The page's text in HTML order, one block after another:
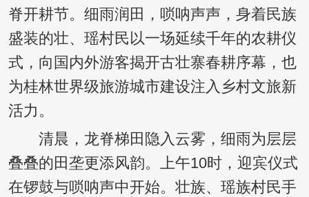
脊开耕节。细雨润田，唢呐声声，身着民族
盛装的壮、瑶村民以一场延续千年的农耕仪
式，向国内外游客揭开古壮寨春耕序幕，也
为桂林世界级旅游城市建设注入乡村文旅新
活力。
清晨，龙脊梯田隐入云雾，细雨为层层
叠叠的田垄更添风韵。上午10时，迎宾仪式
在锣鼓与唢呐声中开始。壮族、瑶族村民手